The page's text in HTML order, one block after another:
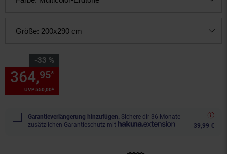
Größe: 200x290 cm
-33 %
Sie Sparen 33 Prozent,
UVP550,00*
364,95*
Garantieverlängerung hinzufügen. Sichere dir 36 Monate
zusätzlichen Garantieschutz mit
39,99 €